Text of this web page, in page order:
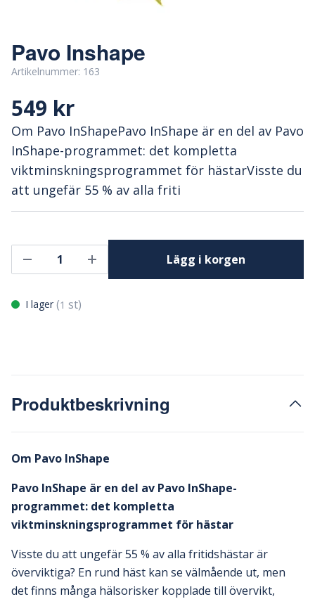
Pavo Inshape
Artikelnummer: 163
549 kr
Om Pavo InShapePavo InShape är en del av Pavo
InShape-programmet: det kompletta
viktminskningsprogrammet för hästarVisste du
att ungefär 55 % av alla friti
Lägg i korgen
I lager (1 st)
Produktbeskrivning
Om Pavo InShape
Pavo InShape är en del av Pavo InShape-
programmet: det kompletta
viktminskningsprogrammet för hästar
Visste du att ungefär 55 % av alla fritidshästar är
överviktiga? En rund häst kan se välmående ut, men
det finns många hälsorisker kopplade till övervikt,